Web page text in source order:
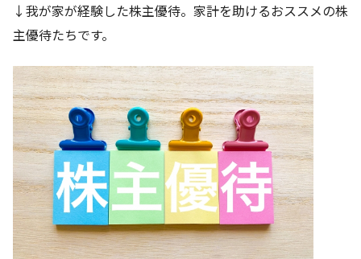
↓我が家が経験した株主優待。家計を助けるおススメの株
主優待たちです。